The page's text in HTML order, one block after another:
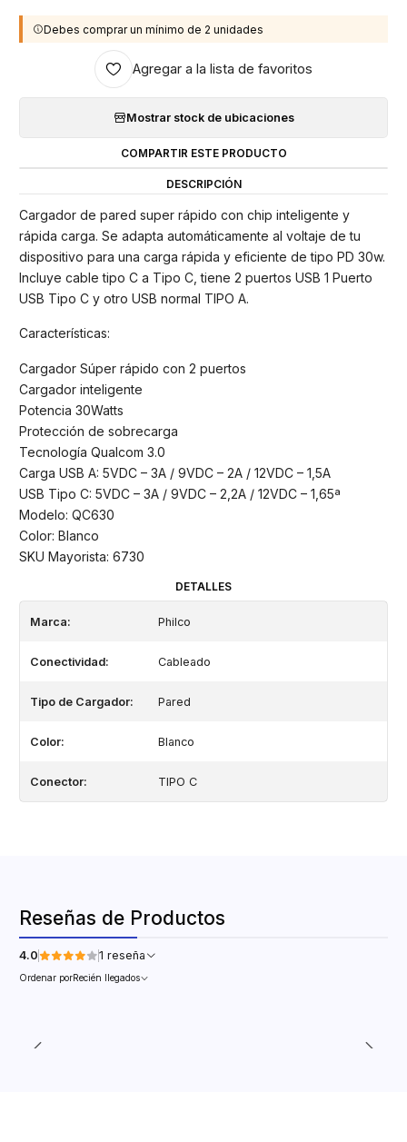
Debes comprar un mínimo de 2 unidades
Agregar a la lista de favoritos
Mostrar stock de ubicaciones
COMPARTIR ESTE PRODUCTO
DESCRIPCIÓN
Cargador de pared super rápido con chip inteligente y
rápida carga. Se adapta automáticamente al voltaje de tu
dispositivo para una carga rápida y eficiente de tipo PD 30w.
Incluye cable tipo C a Tipo C, tiene 2 puertos USB 1 Puerto
USB Tipo C y otro USB normal TIPO A.
Características:
Cargador Súper rápido con 2 puertos
Cargador inteligente
Potencia 30Watts
Protección de sobrecarga
Tecnología Qualcom 3.0
Carga USB A: 5VDC – 3A / 9VDC – 2A / 12VDC – 1,5A
USB Tipo C: 5VDC – 3A / 9VDC – 2,2A / 12VDC – 1,65ª
Modelo: QC630
Color: Blanco
SKU Mayorista: 6730
DETALLES
Marca: Philco
Conectividad: Cableado
Tipo de Cargador: Pared
Color: Blanco
Conector: TIPO C
Reseñas de Productos
4.0 1 reseña
Ordenar porRecién llegados